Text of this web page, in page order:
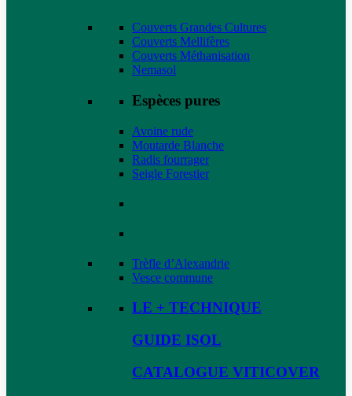
Couverts Grandes Cultures
Couverts Mellifères
Couverts Méthanisation
Nemasol
Espèces pures
Avoine rude
Moutarde Blanche
Radis fourrager
Seigle Forestier
Trèfle d’Alexandrie
Vesce commune
LE + TECHNIQUE
GUIDE ISOL
CATALOGUE VITICOVER